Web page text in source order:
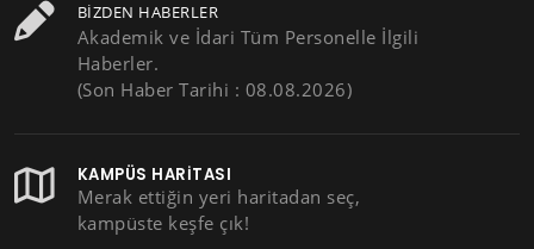
BIZDEN HABERLER
Akademik ve İdari Tüm Personelle İlgili
Haberler.
(Son Haber Tarihi : 08.08.2026)
KAMPÜS HARITASI
Merak ettiğin yeri haritadan seç,
kampüste keşfe çık!